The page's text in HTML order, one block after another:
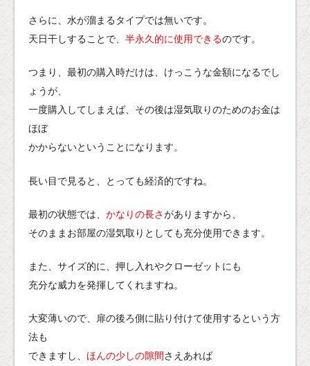
さらに、水が溜まるタイプでは無いです。
天日干しすることで、 半永久的に使用できるのです。
つまり、最初の購入時だけは、けっこうな金額になるでし
ょうが、
一度購入してしまえば、その後は湿気取りのためのお金は
ほぼ
かからないということになります。
長い目で見ると、とっても経済的ですね。
最初の状態では、 かなりの長さがありますから、
そのままお部屋の湿気取りとしても充分使用できます。
また、サイズ的に、押し入れやクローゼットにも
充分な威力を発揮してくれますね。
大変薄いので、扉の後ろ側に貼り付けて使用するという方
法も
できますし、 ほんの少しの隙間さえあれば